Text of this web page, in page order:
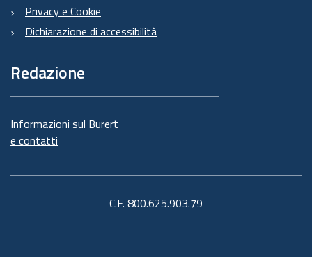
Privacy e Cookie
Dichiarazione di accessibilità
Redazione
Informazioni sul Burert
e contatti
C.F. 800.625.903.79